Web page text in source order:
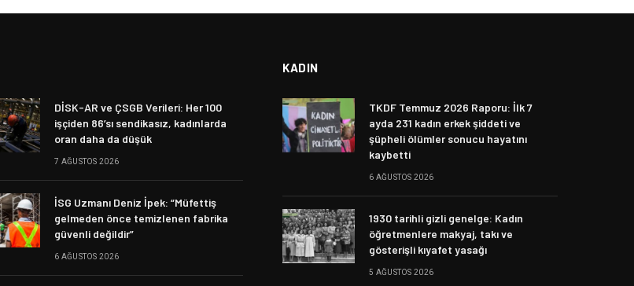
DİSK-AR ve ÇSGB Verileri: Her 100
işçiden 86’sı sendikasız, kadınlarda
oran daha da düşük
7 AĞUSTOS 2026
İSG Uzmanı Deniz İpek: “Müfettiş
gelmeden önce temizlenen fabrika
güvenli değildir”
6 AĞUSTOS 2026
KADIN
TKDF Temmuz 2026 Raporu: İlk 7
ayda 231 kadın erkek şiddeti ve
şüpheli ölümler sonucu hayatını
kaybetti
6 AĞUSTOS 2026
1930 tarihli gizli genelge: Kadın
öğretmenlere makyaj, takı ve
gösterişli kıyafet yasağı
5 AĞUSTOS 2026